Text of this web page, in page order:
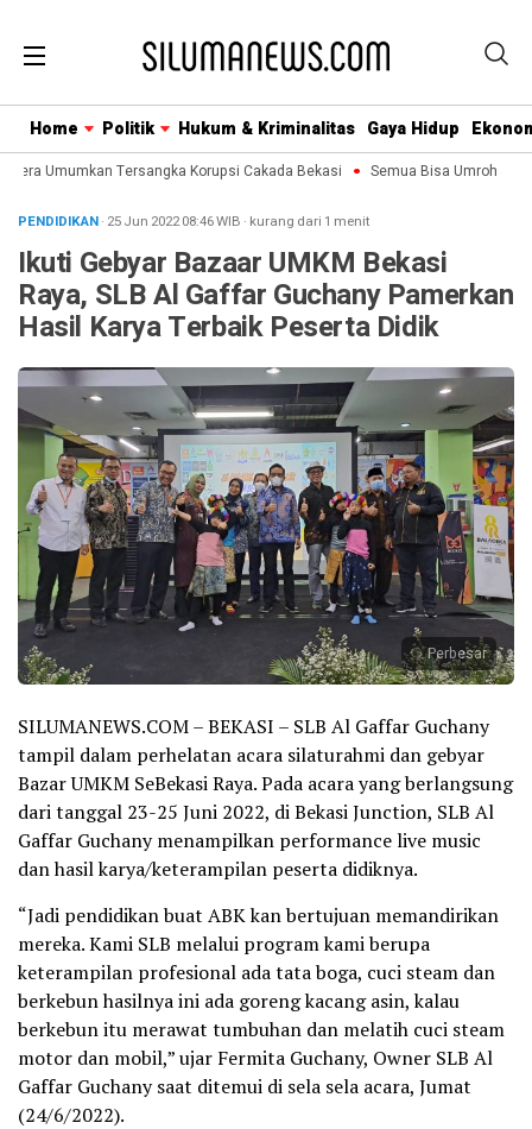
Home Politik Hukum & Kriminalitas Gaya Hidup
Umumkan Tersangka Korupsi Cakada Bekasi Semua Bisa Umroh Jalin
PENDIDIKAN· 25 Jun 202208:46WIB · kurang dari 1 menit
Ikuti Gebyar Bazaar UMKM Bekasi
Raya, SLB Al Gaffar Guchany Pamerkan
Hasil Karya Terbaik Peserta Didik
Perbesar
SILUMANEWS.COM – BEKASI – SLB Al Gaffar Guchany
tampil dalam perhelatan acara silaturahmi dan gebyar
Bazar UMKM SeBekasi Raya. Pada acara yang berlangsung
dari tanggal 23-25 Juni 2022, di Bekasi Junction, SLB Al
Gaffar Guchany menampilkan performance live music
dan hasil karya/keterampilan peserta didiknya.
“Jadi pendidikan buat ABK kan bertujuan memandirikan
mereka. Kami SLB melalui program kami berupa
keterampilan profesional ada tata boga, cuci steam dan
berkebun hasilnya ini ada goreng kacang asin, kalau
berkebun itu merawat tumbuhan dan melatih cuci steam
motor dan mobil,” ujar Fermita Guchany, Owner SLB Al
Gaffar Guchany saat ditemui di sela sela acara, Jumat
(24/6/2022).